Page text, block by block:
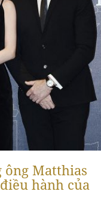
ông Matthias
hành của